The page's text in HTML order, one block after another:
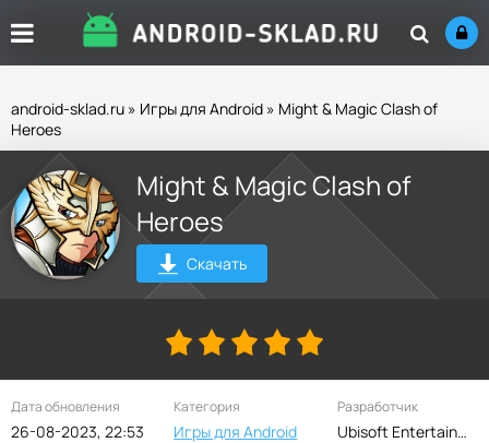
android-sklad.ru » Игры для Android » Might & Magic Clash of
Heroes
Might & Magic Clash of
Heroes
Скачать
Дата обновления
26-08-2023, 22:53
Категория
Игры для Android
Разработчик
Ubisoft Entertainment